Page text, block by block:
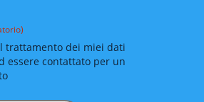
trattamento dei miei dati
essere contattato per un